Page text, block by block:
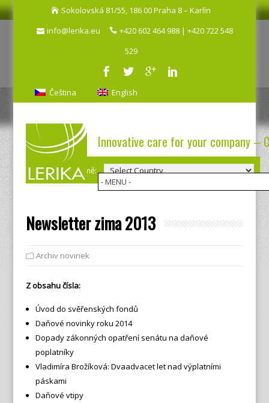
Sokolovská 81/55, 186 00 Praha 8 – Karlín
info@lerika.eu
+420 602 464 988 | +420 722 548
529
Čeština English
Innovative care for your company –
Výběr země:
Newsletter zima 2013
Archiv novinek
Z obsahu čísla:
Úvod do svěřenských fondů
Daňové novinky roku 2014
Dopady zákonných opatření senátu na daňové
poplatníky
Vladimíra Brožíková: Dvaadvacet let nad výplatními
páskami
Daňové vtipy